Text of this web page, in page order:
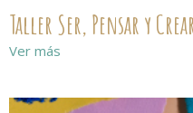
Taller Ser, Pensar y
Ver más